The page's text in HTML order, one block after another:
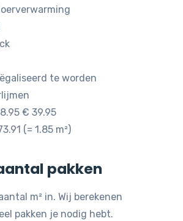
te worden
€ 39.95
(= 1.85 m²)
pakken
m² in. Wij berekenen
pakken je nodig hebt.